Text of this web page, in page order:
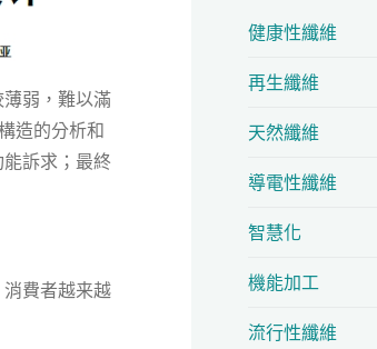
弱，難以滿
造的分析和
訴求；最終
費者越来越
健康性纖維
再生纖維
天然纖維
導電性纖維
智慧化
機能加工
流行性纖維